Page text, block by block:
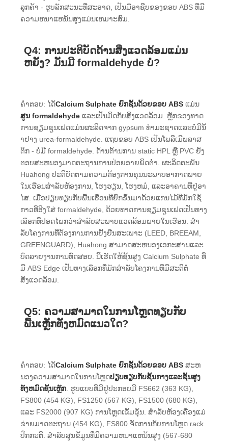
ລູກຄ້າ - ຮູບລັກສະນະທີ່ສະອາດ, ເປັນມືອາຊີບຂອງຂອບ ABS ທີ່ມີ
ຄວາມຫນາແຫນ້ນສູງແມ່ນເຫມາະສົມ.
Q4: ການປະຕິບັດດ້ານສິ່ງແວດລ້ອມແມ່ນ
ຫຍັງ? ມັນມີ formaldehyde ບໍ?
ຄໍາຕອບ: ໄດ້Calcium Sulphate ຍົກຊັ້ນດ້ວຍຂອບ ABS ແມ່ນ
ສູນ formaldehyde ແລະເປັນມິດກັບສິ່ງແວດລ້ອມ. ຫຼັກຂອງທາດ
ການຊຽມຊູນເຟດແມ່ນຜະລິດຈາກ gypsum ທໍາມະຊາດແລະບໍ່ມີນ້ໍ
າຢາງ urea-formaldehyde. ແຖບຂອບ ABS ເປັນໂພລີເມີພລາສ
ຕິກ - ບໍ່ມີ formaldehyde. ດ້ານຕ້ານການ static HPL ຫຼື PVC ຍັງ
ຕອບສະຫນອງມາດຕະຖານການປ່ອຍອາຍພິດຕ່ໍາ. ຜະ​ລິດ​ຕະ​ພັນ
Huahong ປະ​ຕິ​ບັດ​ຕາມ​ຄວາມ​ຕ້ອງ​ການ​ຄຸນ​ນະ​ພາບ​ອາ​ກາດ​ພາຍ​
ໃນ​ເຮືອນ​ສໍາ​ລັບ​ຫ້ອງ​ການ​, ໂຮງ​ຮຽນ​, ໂຮງ​ຫມໍ​, ແລະ​ອາ​ຄານ​ທີ່​ຢູ່​ອາ​
ໄສ​. ເມື່ອປຽບທຽບກັບພື້ນເຮືອນທີ່ຍົກຂຶ້ນມາດ້ວຍແກນໄມ້ທີ່ມັກໃຊ້
ກາວທີ່ອີງໃສ່ formaldehyde, ດ້ວຍທາດການຊຽມຊູນເຟດເປັນທາງ
ເລືອກທີ່ປອດໄພກວ່າສໍາລັບສະພາບແວດລ້ອມພາຍໃນເຮືອນ. ສໍາ
ລັບໂຄງການທີ່ຕ້ອງການການຢັ້ງຢືນສະເພາະ (LEED, BREEAM,
GREENGUARD), Huahong ສາມາດສະຫນອງເອກະສານແລະ
ບົດລາຍງານການທົດສອບ. ນີ້ເຮັດໃຫ້ຊັ້ນສູງ Calcium Sulphate ທີ່
ມີ ABS Edge ເປັນທາງເລືອກທີ່ມັກສໍາລັບໂຄງການທີ່ມີສະຕິຕໍ່
ສິ່ງແວດລ້ອມ.
Q5: ຄວາມສາມາດໃນການໂຫຼດທຽບກັບ
ພື້ນເຫຼັກທັງຫມົດແນວໃດ?
ຄໍາຕອບ: ໄດ້Calcium Sulphate ຍົກຊັ້ນດ້ວຍຂອບ ABS ສະຫ
ນອງຄວາມສາມາດໃນການໂຫຼດປຽບທຽບກັບຊັ້ນກາງແລະຊັ້ນສູງ
ທັງຫມົດຊັ້ນເຫຼັກ . ຮູບແບບທີ່ມີຢູ່ປະກອບມີ FS662 (363 KG),
FS800 (454 KG), FS1250 (567 KG), FS1500 (680 KG),
ແລະ FS2000 (907 KG) ການໂຫຼດເຂັ້ມຂຸ້ນ. ສໍາລັບຫ້ອງເຄື່ອງແມ່
ຂ່າຍມາດຕະຖານ (454 KG), FS800 ຈັດການກັບການໂຫຼດ rack
ປົກກະຕິ. ສໍາລັບສູນຂໍ້ມູນທີ່ມີຄວາມຫນາແຫນ້ນສູງ (567-680